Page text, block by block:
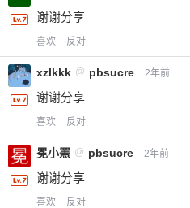
谢谢分享
喜欢 反对
xzlkkk @ pbsucre 2年前
谢谢分享
喜欢 反对
冕小罴 @ pbsucre 2年前
谢谢分享
喜欢 反对